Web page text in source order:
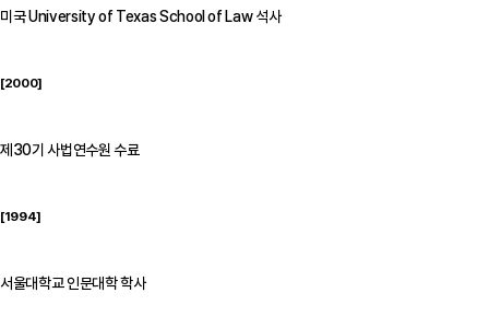
미국 University of Texas School of Law 석사
[2000]
제30기 사법연수원 수료
[1994]
서울대학교 인문대학 학사